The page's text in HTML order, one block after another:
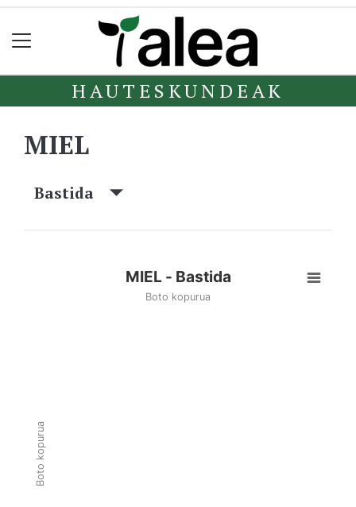
HAUTESKUNDEAK
MIEL
Bastida
Boto kopurua
MIEL - Bastida
Boto kopurua